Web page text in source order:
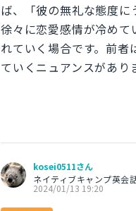
ば、「彼の無礼な態度
徐々に恋愛感情が冷め
れていく場合です。前
ていくニュアンスがあり
kosei0511さん
ネイティブキャンプ英会
2024/01/13 19:20